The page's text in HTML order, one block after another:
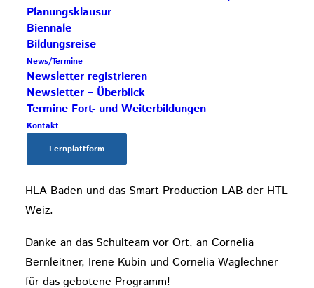
Planungsklausur
Biennale
Bildungsreise
News/Termine
Newsletter registrieren
Newsletter – Überblick
Termine Fort- und Weiterbildungen
Kontakt
Lernplattform
Am ersten Abend erkundeten wir auch bei einer
spannenden Nachtwächterführung die Stadt Krems
und ließen den Tag dort ausklingen.
Zum Abschluss am zweiten Tag wurden die
Entwicklungsprojekte an den drei Schulen der
Regionalgruppe OST beraten und sie sind bereits
auf Schiene: Die COOL Zertifizierung der MS
HLA Baden und das Smart Production LAB der HTL
Weiz.
Danke an das Schulteam vor Ort, an Cornelia
Bernleitner, Irene Kubin und Cornelia Waglechner
für das gebotene Programm!